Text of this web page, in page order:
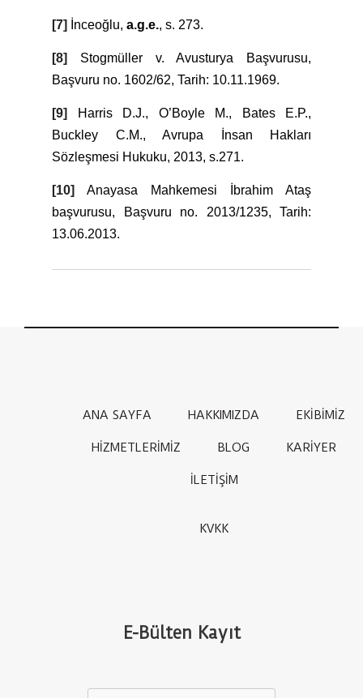
[7] İnceoğlu, a.g.e., s. 273.
[8]
Stogmüller v. Avusturya Başvurusu,
Başvuru no. 1602/62, Tarih: 10.11.1969.
[9]
Harris D.J., O’Boyle M., Bates E.P.,
Buckley C.M., Avrupa İnsan Hakları
Sözleşmesi Hukuku, 2013, s.271.
[10]
Anayasa Mahkemesi İbrahim Ataş
başvurusu, Başvuru no. 2013/1235, Tarih:
13.06.2013.
ANA SAYFA HAKKIMIZDA EKİBİMİZ
HİZMETLERİMİZ BLOG KARİYER
İLETİŞİM
KVKK
E-Bülten Kayıt